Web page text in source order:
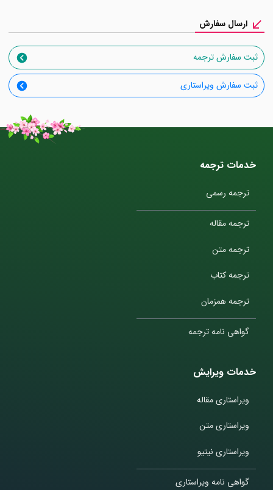
ارسال سفارش
ثبت سفارش ترجمه
ثبت سفارش ویراستاری
خدمات ترجمه
ترجمه رسمی
ترجمه مقاله
ترجمه متن
ترجمه کتاب
ترجمه همزمان
گواهی نامه ترجمه
خدمات ویرایش
ویراستاری مقاله
ویراستاری متن
ویراستاری نیتیو
گواهی نامه ویراستاری